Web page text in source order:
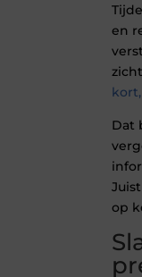
en
kort,
Dat
op